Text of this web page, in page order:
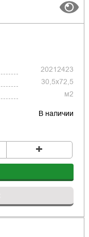
20212423
30,5x72,5
м2
В наличии
+